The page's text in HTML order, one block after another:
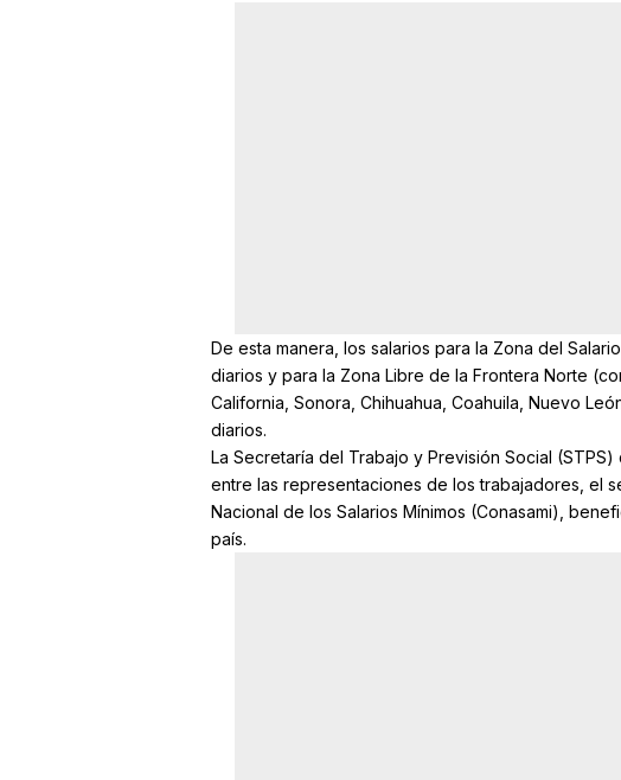
De esta manera, los salarios para la Zona del
diarios y para la Zona Libre de la Frontera Norte
California, Sonora, Chihuahua, Coahuila, Nuevo
diarios.
La Secretaría del Trabajo y Previsión Social
entre las representaciones de los trabajadores, el
Nacional de los Salarios Mínimos (Conasami),
país.